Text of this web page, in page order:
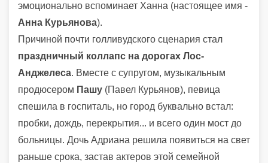
эмоционально вспоминает Ханна (настоящее имя -
Анна Курьянова).
Причиной почти голливудского сценария стал
праздничный коллапс на дорогах Лос-
Анджелеса. Вместе с супругом, музыкальным
продюсером Пашу (Павел Курьянов), певица
спешила в госпиталь, но город буквально встал:
пробки, дождь, перекрытия... и всего один мост до
больницы. Дочь Адриана решила появиться на свет
раньше срока, застав актеров этой семейной